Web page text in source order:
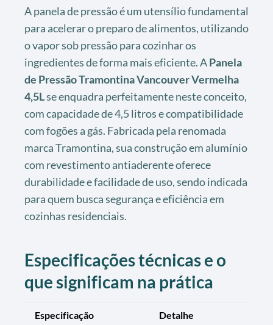
A panela de pressão é um utensílio fundamental
para acelerar o preparo de alimentos, utilizando
o vapor sob pressão para cozinhar os
ingredientes de forma mais eficiente. APanela
de Pressão Tramontina Vancouver Vermelha
4,5Lse enquadra perfeitamente neste conceito,
com capacidade de 4,5 litros e compatibilidade
com fogões a gás. Fabricada pela renomada
marca Tramontina, sua construção em alumínio
com revestimento antiaderente oferece
durabilidade e facilidade de uso, sendo indicada
para quem busca segurança e eficiência em
cozinhas residenciais.
Especificações técnicas e o
que significam na prática
Especificação Detalhe